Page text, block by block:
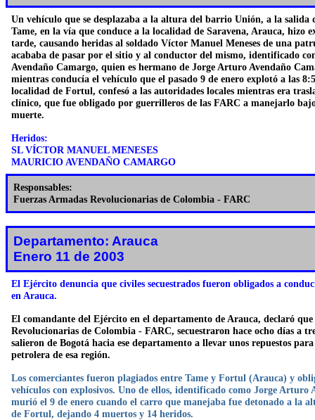
Un vehículo que se desplazaba a la altura del barrio Unión, a la salida
Tame, en la vía que conduce a la localidad de Saravena, Arauca, hizo
tarde, causando heridas al soldado Víctor Manuel Meneses de una
acababa de pasar por el sitio y al conductor del mismo, identificado
Avendaño Camargo, quien es hermano de Jorge Arturo Avendaño
mientras conducía el vehículo que el pasado 9 de enero explotó a las
localidad de Fortul, confesó a las autoridades locales mientras era
clínico, que fue obligado por guerrilleros de las FARC a manejarlo
muerte.
Heridos:
SL VÍCTOR MANUEL MENESES
MAURICIO AVENDAÑO CAMARGO
Responsables:
Fuerzas Armadas Revolucionarias de Colombia - FARC
Departamento: Arauca
Enero 11 de 2003
El Ejército denuncia que civiles secuestrados fueron obligados a
en Arauca.
El comandante del Ejército en el departamento de Arauca, declaró que
Revolucionarias de Colombia - FARC, secuestraron hace ocho días a
salieron de Bogotá hacia ese departamento a llevar unos repuestos
petrolera de esa región.
Los comerciantes fueron plagiados entre Tame y Fortul (Arauca) y
vehículos con explosivos. Uno de ellos, identificado como Jorge Arturo
murió el 9 de enero cuando el carro que manejaba fue detonado a la
de Fortul, dejando 4 muertos y 14 heridos.